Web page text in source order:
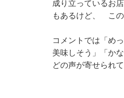
成り立っているお
もあるけど、 この
コメントでは「め
美味しそう」「か
どの声が寄せられて